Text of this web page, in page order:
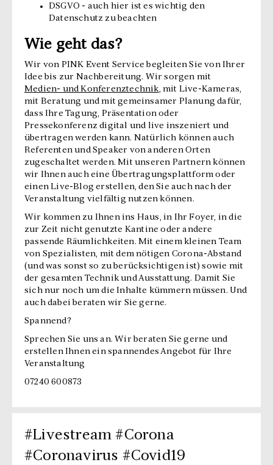
DSGVO - auch hier ist es wichtig den
Datenschutz zu beachten
Wie geht das?
Wir von PINK Event Service begleiten Sie von Ihrer
Idee bis zur Nachbereitung. Wir sorgen mit
Medien- und Konferenztechnik, mit Live-Kameras,
mit Beratung und mit gemeinsamer Planung dafür,
dass Ihre Tagung, Präsentation oder
Pressekonferenz digital und live inszeniert und
übertragen werden kann. Natürlich können auch
Referenten und Speaker von anderen Orten
zugeschaltet werden. Mit unseren Partnern können
wir Ihnen auch eine Übertragungsplattform oder
einen Live-Blog erstellen, den Sie auch nach der
Veranstaltung vielfältig nutzen können.
Wir kommen zu Ihnen ins Haus, in Ihr Foyer, in die
zur Zeit nicht genutzte Kantine oder andere
passende Räumlichkeiten. Mit einem kleinen Team
von Spezialisten, mit dem nötigen Corona-Abstand
(und was sonst so zu berücksichtigen ist) sowie mit
der gesamten Technik und Ausstattung. Damit Sie
sich nur noch um die Inhalte kümmern müssen. Und
auch dabei beraten wir Sie gerne.
Spannend?
Sprechen Sie uns an. Wir beraten Sie gerne und
erstellen Ihnen ein spannendes Angebot für Ihre
Veranstaltung
07240 600873
#Livestream #Corona
#Coronavirus #Covid19